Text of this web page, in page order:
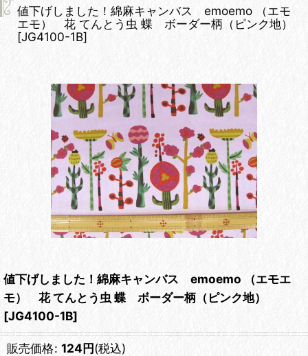
値下げしました！綿麻キャンバス emoemo （エモ
エモ） 花 てんとう虫 蝶 ボーダー柄（ピンク地）
[JG4100-1B]
値下げしました！綿麻キャンバス emoemo （エモエ
モ） 花 てんとう虫 蝶 ボーダー柄（ピンク地）
[JG4100-1B]
販売価格: 124円(税込)